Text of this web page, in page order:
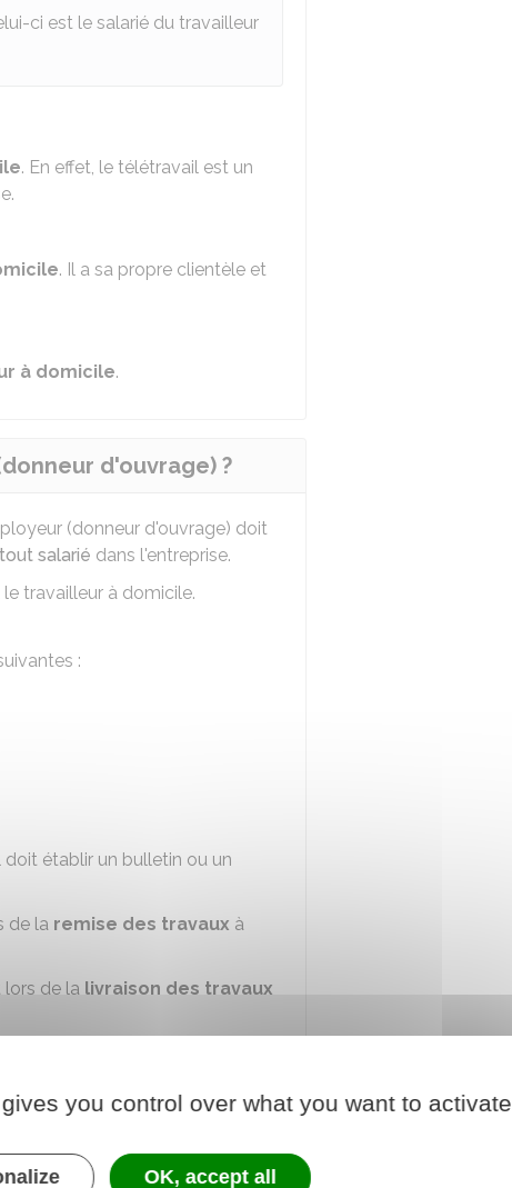
ci est le salarié du travailleur
. En effet, le télétravail est un
. Il a sa propre clientèle et
à domicile.
d'ouvrage) ?
(donneur d'ouvrage) doit
salarié dans l'entreprise.
travailleur à domicile.
:
établir un bulletin ou un
de la remise des travaux à
lors de la livraison des travaux
à faire à domicile
des travaux
you control over what you want to activate
OK, accept all